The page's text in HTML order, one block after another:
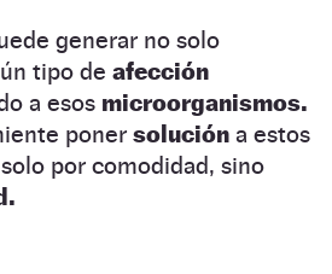
generar no solo
tipo de afección
a esos microorganismos.
poner solución a estos
por comodidad, sino